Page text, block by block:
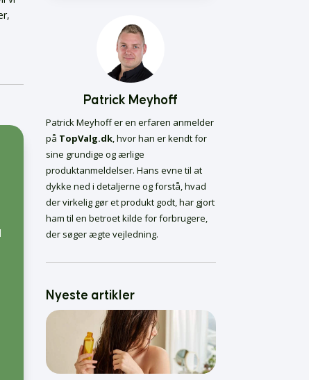
Walkie Talkies til børn
Anvendelsesmuligheder
for Walkie Talkies
Fremtidige trends for
Walkie Talkies
spørgsmål om walkie
talkies
Hårolie bedst i test
Skælshampoo Bedst i
Test
Bedste Krøllecremer
Bedste Malersprøjter
Føntørrer bedst i test
Patrick Meyhoff
Patrick Meyhoff er en erfaren anmelder
på TopValg.dk, hvor han er kendt for
sine grundige og ærlige
produktanmeldelser. Hans evne til at
dykke ned i detaljerne og forstå, hvad
der virkelig gør et produkt godt, har gjort
ham til en betroet kilde for forbrugere,
der søger ægte vejledning.
Nyeste artikler